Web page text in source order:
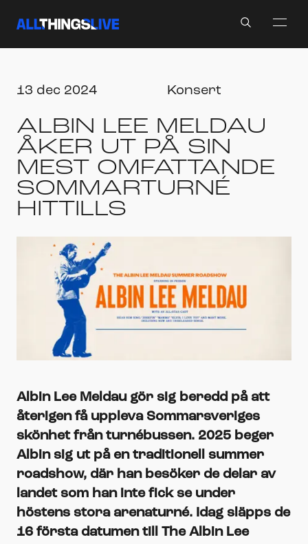
13 dec 2024 Konsert
ALBIN LEE MELDAU
ÅKER UT PÅ SIN
MEST OMFATTANDE
SOMMARTURNÉ
HITTILLS
Albin Lee Meldau gör sig beredd på att
återigen få uppleva Sommarsveriges
skönhet från turnébussen. 2025 beger
Albin sig ut på en traditionell summer
roadshow, där han besöker de delar av
landet som han inte fick se under
höstens stora arenaturné. Idag släpps de
16 första datumen till The Albin Lee